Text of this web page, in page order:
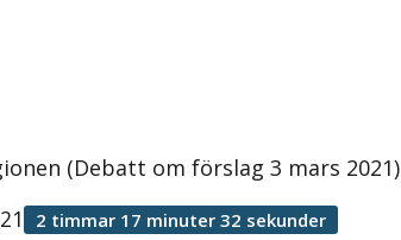
(Debatt om förslag 3 mars 2021)
2 timmar 17 minuter 32 sekunder